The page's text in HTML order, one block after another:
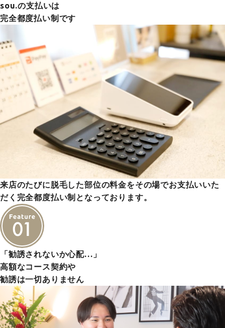
sou.の支払いは
完全都度払い制です
来店のたびに脱毛した部位の料金をその場でお支払いいた
だく完全都度払い制となっております。
「勧誘されないか心配…」
高額なコース契約や
勧誘は一切ありません